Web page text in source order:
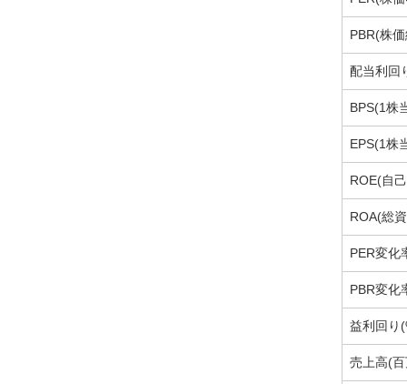
PBR(株
配当利回
BPS(1株
EPS(1株
ROE(自
ROA(総
PER変化
PBR変化
益利回り
売上高(